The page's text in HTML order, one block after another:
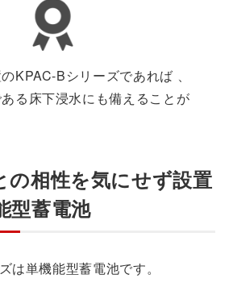
KPAC-Bシリーズであれば 、
る床下浸水にも備えることが
の相性を気にせず設置
型蓄電池
は単機能型蓄電池です。